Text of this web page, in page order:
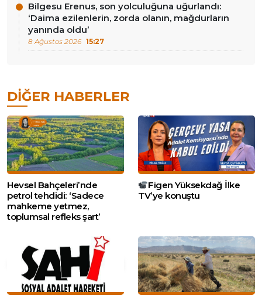
Bilgesu Erenus, son yolculuğuna uğurlandı:
‘Daima ezilenlerin, zorda olanın, mağdurların
yanında oldu’
8 Ağustos 2026 15:27
DIĞER HABERLER
Hevsel Bahçeleri’nde
petrol tehdidi: ‘Sadece
mahkeme yetmez,
toplumsal refleks şart’
Figen Yüksekdağ İlke
TV’ye konuştu